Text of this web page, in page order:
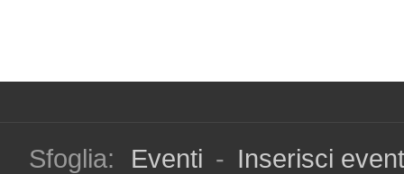
Sfoglia: Eventi - Inserisci